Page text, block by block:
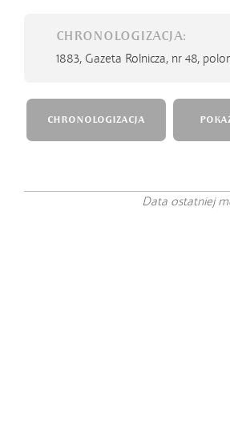
CHRONOLOGIZACJA:
1883, Gazeta Rolnicza, nr 48,
CHRONOLOGIZACJA
Data ostatniej